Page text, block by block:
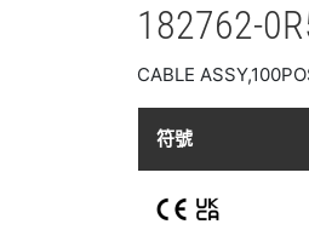
182762-
CABLE
符號